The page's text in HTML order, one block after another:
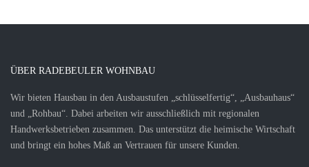
ÜBER RADEBEULER WOHNBAU
Wir bieten Hausbau in den Ausbaustufen „schlüsselfertig“, „Ausbauhaus“
und „Rohbau“. Dabei arbeiten wir ausschließlich mit regionalen
Handwerksbetrieben zusammen. Das unterstützt die heimische Wirtschaft
und bringt ein hohes Maß an Vertrauen für unsere Kunden.